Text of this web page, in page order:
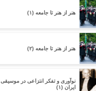
هنر از هنر تا جامعه (۱)
هنر از هنر تا جامعه (۲)
نوآوری و تفکر انتزاعی در موسیقی
ایران (۱)
اگر نمی توانی
مشهورترین باشی،
بدنام ترین باش